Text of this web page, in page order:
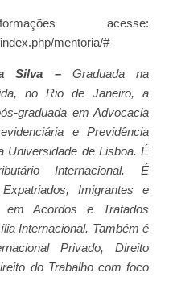
acesse:
mentoria/#
Silva –Graduada na
no Rio de Janeiro, a
graduada em Advocacia
e Previdência
Universidade de Lisboa. É
Internacional. É
Imigrantes e
em Acordos e Tratados
Internacional. Também é
Privado, Direito
do Trabalho com foco